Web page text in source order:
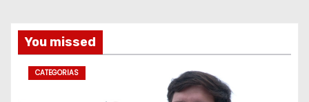
s
You missed
CATEGORIAS